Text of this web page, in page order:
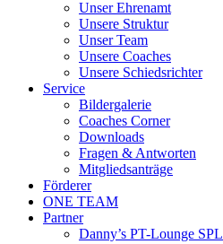
Unser Ehrenamt
Unsere Struktur
Unser Team
Unsere Coaches
Unsere Schiedsrichter
Service
Bildergalerie
Coaches Corner
Downloads
Fragen & Antworten
Mitgliedsanträge
Förderer
ONE TEAM
Partner
Danny’s PT-Lounge SPL